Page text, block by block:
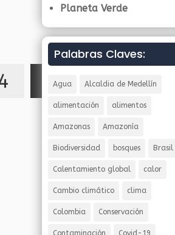
25 26
Planeta Verde
Palabras Claves:
Agua Alcaldia de Medellín
alimentación alimentos
Amazonas Amazonía
Biodiversidad bosques Brasil
Calentamiento global calor
Cambio climático clima
Colombia Conservación